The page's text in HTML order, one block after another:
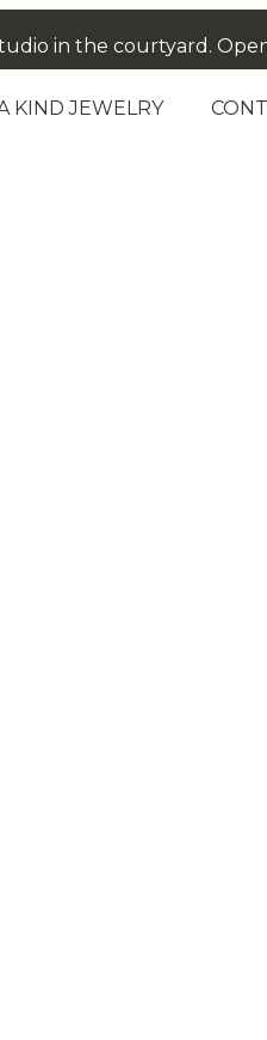
in the courtyard. Open:
KIND JEWELRY